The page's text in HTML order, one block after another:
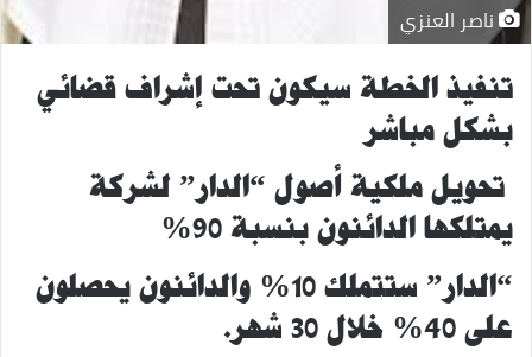
ناصر العنزي
تنفيذ الخطة سيكون تحت إشراف قضائي
بشكل مباشر
تحويل ملكية أصول “الدار” لشركة
يمتلكها الدائنون بنسبة 90%
“الدار” ستتملك 10% والدائنون يحصلون
على 40% خلال 30 شهر.